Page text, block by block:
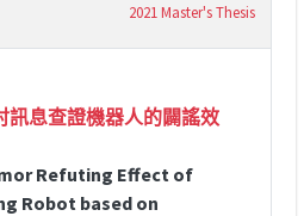
2021 Master's Thesis
訊息查證機器人的闢謠效
Refuting Effect of
Robot based on